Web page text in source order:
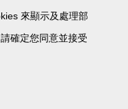
料收集聲明
來顯示及處理部
確定您同意並接受